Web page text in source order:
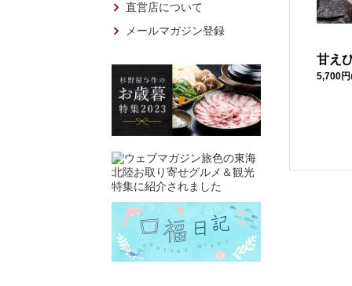
直営店について
メールマガジン登録
醤油味
1,480円(税込)
甘え
5,700円